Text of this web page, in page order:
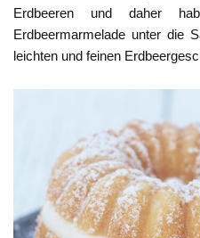
Erdbeeren und daher
Erdbeermarmelade unter die
leichten und feinen